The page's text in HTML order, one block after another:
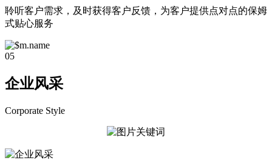
聆听客户需求，及时获得客户反馈，为客户提供点对点的保姆
式贴心服务
05
企业风采
Corporate Style